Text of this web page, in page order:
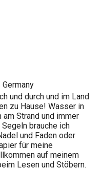
und durch und im Land
zu Hause! Wasser in
am Strand und immer
brauche ich
und Faden oder
für meine
auf meinem
Lesen und Stöbern.